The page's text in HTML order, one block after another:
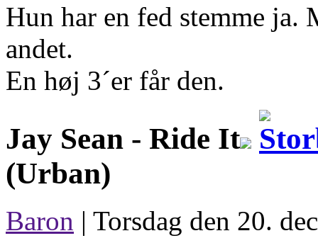
Hun har en fed stemme ja.
andet.
En høj 3´er får den.
Jay Sean - Ride It
(Urban)
Baron | Torsdag den 20.